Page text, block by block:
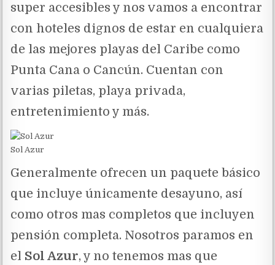
super accesibles y nos vamos a encontrar
con hoteles dignos de estar en cualquiera
de las mejores playas del Caribe como
Punta Cana o Cancún. Cuentan con
varias piletas, playa privada,
entretenimiento y más.
Sol Azur
Generalmente ofrecen un paquete básico
que incluye únicamente desayuno, así
como otros mas completos que incluyen
pensión completa. Nosotros paramos en
el Sol Azur, y no tenemos mas que